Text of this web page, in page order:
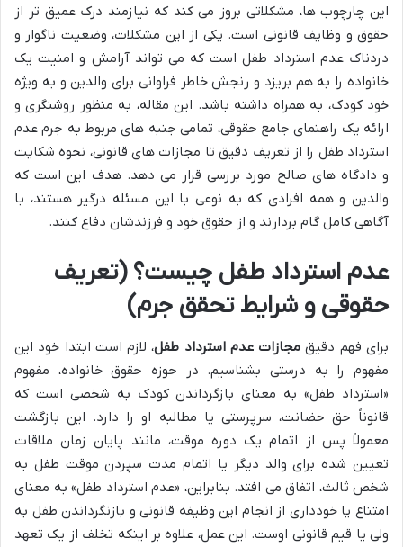
این چارچوب ها، مشکلاتی بروز می کند که نیازمند درک عمیق تر از
حقوق و وظایف قانونی است. یکی از این مشکلات، وضعیت ناگوار و
دردناک عدم استرداد طفل است که می تواند آرامش و امنیت یک
خانواده را به هم بریزد و رنجش خاطر فراوانی برای والدین و به ویژه
خود کودک، به همراه داشته باشد. این مقاله، به منظور روشنگری و
ارائه یک راهنمای جامع حقوقی، تمامی جنبه های مربوط به جرم عدم
استرداد طفل را از تعریف دقیق تا مجازات های قانونی، نحوه شکایت
و دادگاه های صالح مورد بررسی قرار می دهد. هدف این است که
والدین و همه افرادی که به نوعی با این مسئله درگیر هستند، با
آگاهی کامل گام بردارند و از حقوق خود و فرزندشان دفاع کنند.
عدم استرداد طفل چیست؟ (تعریف
حقوقی و شرایط تحقق جرم)
برای فهم دقیق مجازات عدم استرداد طفل، لازم است ابتدا خود این
مفهوم را به درستی بشناسیم. در حوزه حقوق خانواده، مفهوم
«استرداد طفل» به معنای بازگرداندن کودک به شخصی است که
قانوناً حق حضانت، سرپرستی یا مطالبه او را دارد. این بازگشت
معمولاً پس از اتمام یک دوره موقت، مانند پایان زمان ملاقات
تعیین شده برای والد دیگر یا اتمام مدت سپردن موقت طفل به
شخص ثالث، اتفاق می افتد. بنابراین، «عدم استرداد طفل» به معنای
امتناع یا خودداری از انجام این وظیفه قانونی و بازنگرداندن طفل به
ولی یا قیم قانونی اوست. این عمل، علاوه بر اینکه تخلف از یک تعهد